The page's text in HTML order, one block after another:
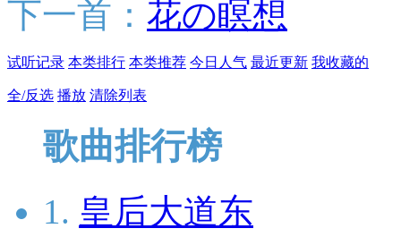
下一首： 花の瞑想
试听记录 本类排行 本类推荐 今日人气 最近更新 我收藏的
全/反选 播放 清除列表
歌曲排行榜
1. 皇后大道东